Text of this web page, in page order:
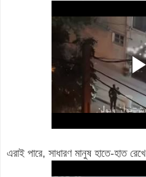
এরাই পারে, সাধারণ মানুষ হাতে-হাত